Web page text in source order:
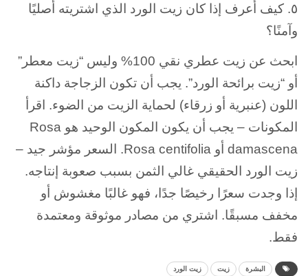
٥. كيف أعرف إذا كان زيت الورد الذي اشتريته أصليًا
وآمنًا؟
ابحث عن زيت عطري نقي 100% وليس “زيت معطر”
أو “زيت برائحة الورد”. يجب أن تكون الزجاجة داكنة
اللون (عنبرية أو زرقاء) لحماية الزيت من الضوء. اقرأ
المكونات – يجب أن يكون المكون الوحيد هو Rosa
damascena أو Rosa centifolia. السعر مؤشر جيد –
زيت الورد الحقيقي غالي الثمن بسبب صعوبة إنتاجه.
إذا وجدت سعرًا رخيصًا جدًا، فهو غالبًا مغشوش أو
مخفف مسبقًا. اشتري من مصادر موثوقة ومعتمدة
فقط.
البشرة زيت زيت الورد